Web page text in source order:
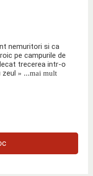
nemuritori si ca
pe campurile de
trecerea intr-o
zeul » ...mai mult